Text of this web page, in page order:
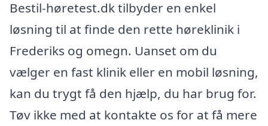
Bestil-høretest.dk tilbyder en enkel
løsning til at finde den rette høreklinik i
Frederiks og omegn. Uanset om du
vælger en fast klinik eller en mobil løsning,
kan du trygt få den hjælp, du har brug for.
Tøv ikke med at kontakte os for at få mere